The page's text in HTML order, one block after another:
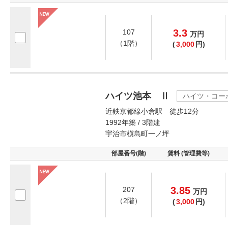
107
（1階）
3.3 万円
(3,000 円)
ハイツ池本 Ⅱ
ハイツ・コー
近鉄京都線小倉駅 徒歩12分
1992年築 / 3階建
宇治市槇島町一ノ坪
部屋番号(階) 賃料 (管理費等)
207
（2階）
3.85 万円
(3,000 円)